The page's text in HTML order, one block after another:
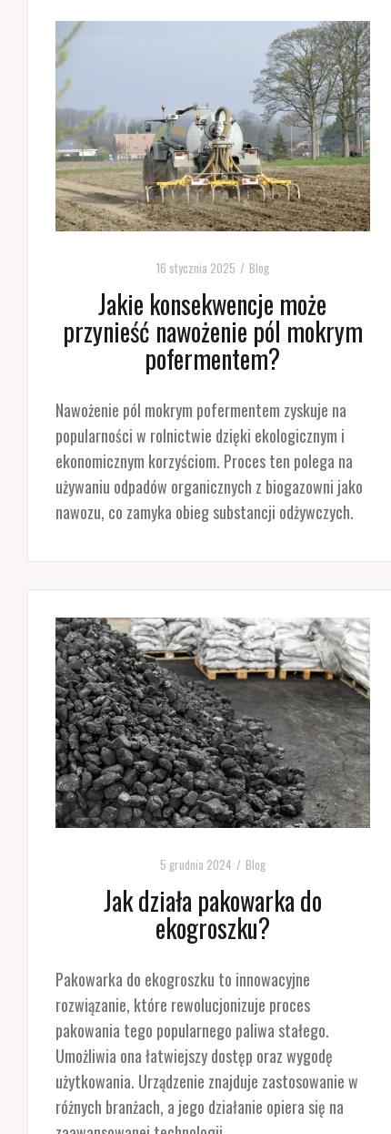
16 stycznia 2025 Blog
Jakie konsekwencje może
przynieść nawożenie pól mokrym
pofermentem?
Nawożenie pól mokrym pofermentem zyskuje na
popularności w rolnictwie dzięki ekologicznym i
ekonomicznym korzyściom. Proces ten polega na
używaniu odpadów organicznych z biogazowni jako
nawozu, co zamyka obieg substancji odżywczych.
5 grudnia 2024 Blog
Jak działa pakowarka do
ekogroszku?
Pakowarka do ekogroszku to innowacyjne
rozwiązanie, które rewolucjonizuje proces
pakowania tego popularnego paliwa stałego.
Umożliwia ona łatwiejszy dostęp oraz wygodę
użytkowania. Urządzenie znajduje zastosowanie w
różnych branżach, a jego działanie opiera się na